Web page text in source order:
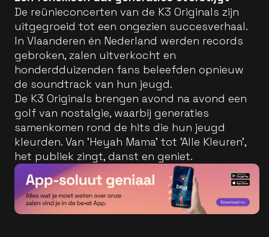
De reünieconcerten van de K3 Originals zijn
uitgegroeid tot een ongezien succesverhaal.
In Vlaanderen én Nederland werden records
gebroken, zalen uitverkocht en
honderdduizenden fans beleefden opnieuw
de soundtrack van hun jeugd.
De K3 Originals brengen avond na avond een
golf van nostalgie, waarbij generaties
samenkomen rond de hits die hun jeugd
kleurden. Van 'Heyah Mama' tot 'Alle Kleuren',
het publiek zingt, danst en geniet.